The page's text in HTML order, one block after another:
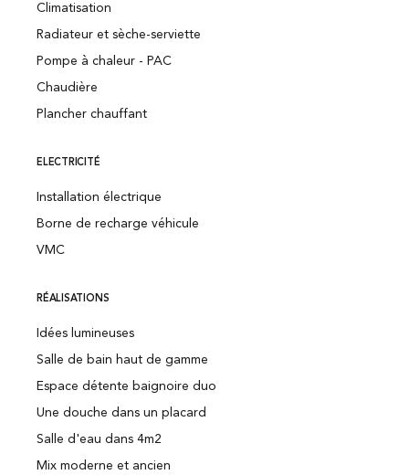
Climatisation
Radiateur et sèche-serviette
Pompe à chaleur - PAC
Chaudière
Plancher chauffant
ELECTRICITÉ
Installation électrique
Borne de recharge véhicule
VMC
RÉALISATIONS
Idées lumineuses
Salle de bain haut de gamme
Espace détente baignoire duo
Une douche dans un placard
Salle d'eau dans 4m2
Mix moderne et ancien